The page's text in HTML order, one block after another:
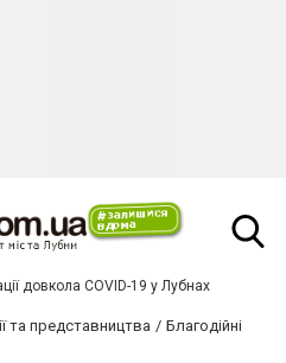
довкола COVID-19 у Лубнах
та представництва
Благодійні